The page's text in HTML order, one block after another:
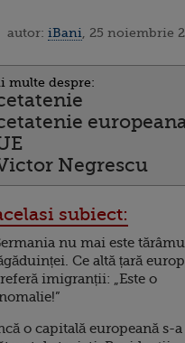
autor: iBani , 25 noiembrie
multe despre:
Negrescu
subiect:
nu mai este
Ce altă țară
imigranții: „Este o
o capitală europeană s-a